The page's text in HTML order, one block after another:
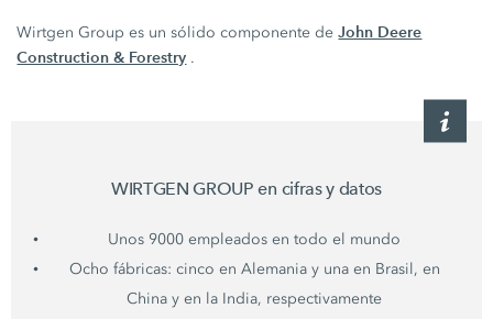
Wirtgen Group es un sólido componente deJohn Deere
Construction & Forestry .
WIRTGEN GROUP en cifras y datos
Unos 9000 empleados en todo el mundo
Ocho fábricas: cinco en Alemania y una en Brasil, en
China y en la India, respectivamente